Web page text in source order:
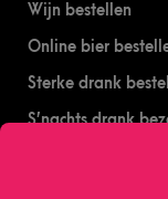
Wijn bestellen
Online bier
Sterke drank
S’nachts drank